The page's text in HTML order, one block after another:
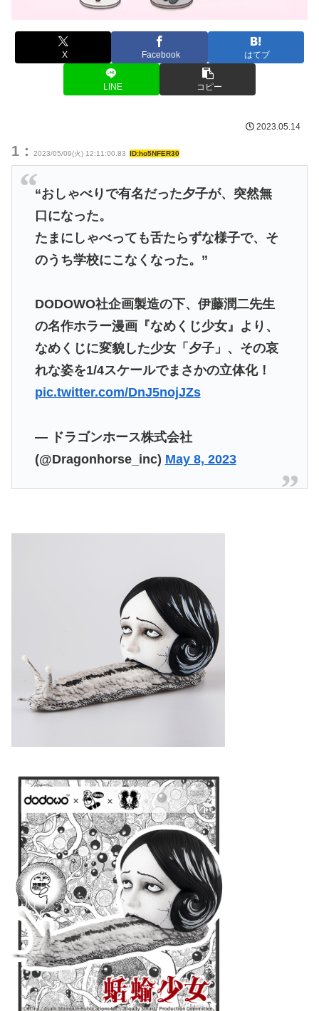
X Facebook はてブ
LINE コピー
2023.05.14
1： 2023/05/09(火) 12:11:00.83 ID:ho5NFER30
“おしゃべりで有名だった夕子が、突然無
口になった。
たまにしゃべっても舌たらずな様子で、そ
のうち学校にこなくなった。”
DODOWO社企画製造の下、伊藤潤二先生
の名作ホラー漫画『なめくじ少女』より、
なめくじに変貌した少女「夕子」、その哀
れな姿を1/4スケールでまさかの立体化！
pic.twitter.com/DnJ5nojJZs
— ドラゴンホース株式会社
(@Dragonhorse_inc) May 8, 2023